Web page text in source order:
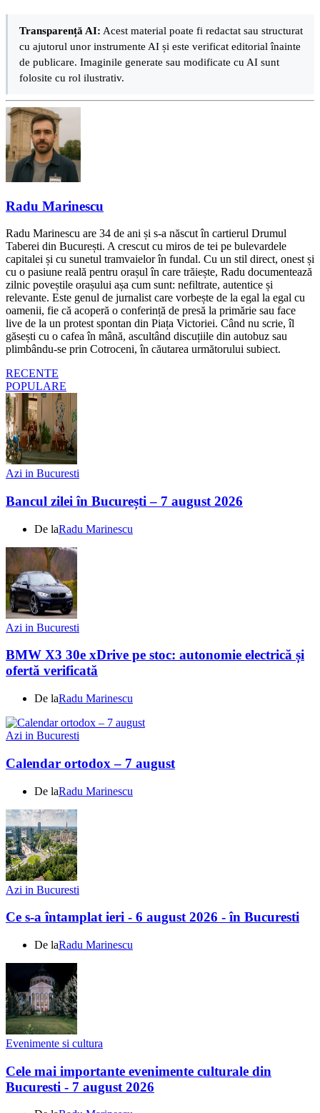
Transparență AI: Acest material poate fi redactat sau structurat
cu ajutorul unor instrumente AI și este verificat editorial înainte
de publicare. Imaginile generate sau modificate cu AI sunt
folosite cu rol ilustrativ.
Radu Marinescu
Radu Marinescu are 34 de ani și s-a născut în cartierul Drumul
Taberei din București. A crescut cu miros de tei pe bulevardele
capitalei și cu sunetul tramvaielor în fundal. Cu un stil direct, onest și
cu o pasiune reală pentru orașul în care trăiește, Radu documentează
zilnic poveștile orașului așa cum sunt: nefiltrate, autentice și
relevante. Este genul de jurnalist care vorbește de la egal la egal cu
oamenii, fie că acoperă o conferință de presă la primărie sau face
live de la un protest spontan din Piața Victoriei. Când nu scrie, îl
găsești cu o cafea în mână, ascultând discuțiile din autobuz sau
plimbându-se prin Cotroceni, în căutarea următorului subiect.
RECENTE
POPULARE
Azi in Bucuresti
Bancul zilei în București – 7 august 2026
De laRadu Marinescu
Azi in Bucuresti
BMW X3 30e xDrive pe stoc: autonomie electrică și
ofertă verificată
De laRadu Marinescu
Azi in Bucuresti
Calendar ortodox – 7 august
De laRadu Marinescu
Azi in Bucuresti
Ce s-a întamplat ieri - 6 august 2026 - în Bucuresti
De laRadu Marinescu
Evenimente si cultura
Cele mai importante evenimente culturale din
Bucuresti - 7 august 2026